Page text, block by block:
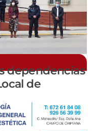
dependencias
de